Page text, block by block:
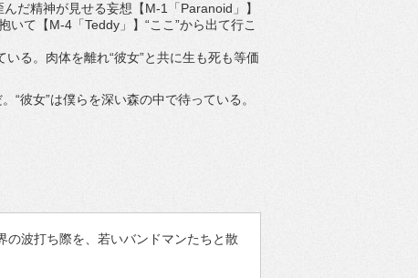
だ精神が見せる妄想【M-1「Paranoid」】
て【M-4「Teddy」】“ここ”から出て行こ
る。肉体を離れ“彼女”と共に生も死も等価
“彼女”は僕らを深い森の中で待っている。
波打ち際を、若いバンドマンたちと散